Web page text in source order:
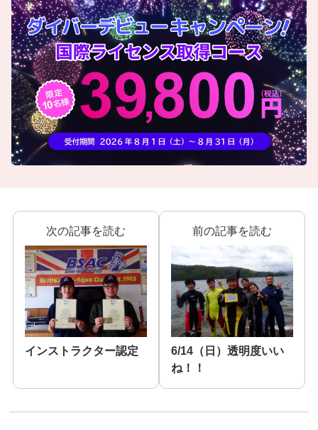
次の記事を読む
インストラクター認定
前の記事を読む
6/14（日）透明度いい
ね！！